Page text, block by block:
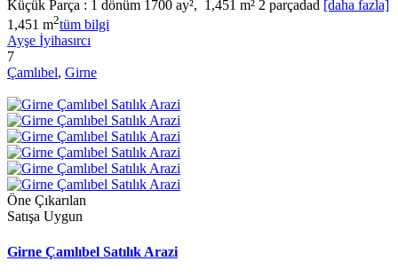
Küçük Parça : 1 dönüm 1700 ay², 1,451 m² 2 parçadad [daha fazla]
1,451 m2tüm bilgi
Ayşe İyihasırcı
7
Çamlıbel, Girne
Öne Çıkarılan
Satışa Uygun
Girne Çamlıbel Satılık Arazi